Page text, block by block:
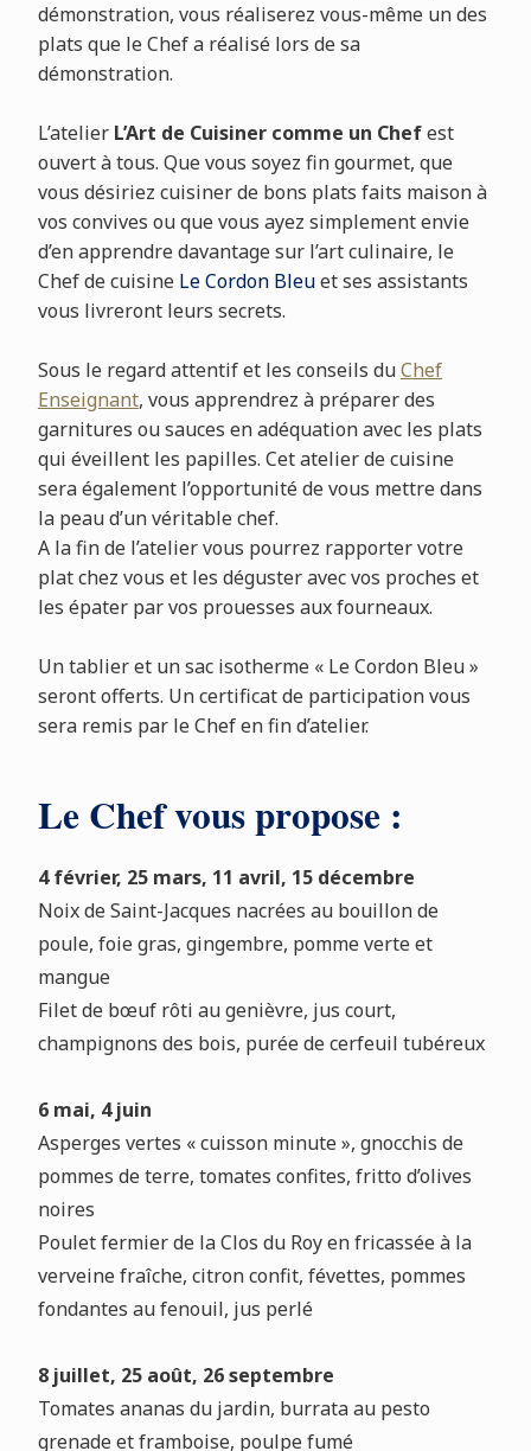
démonstration, vous réaliserez vous-même un des
plats que le Chef a réalisé lors de sa
démonstration.
L’atelier L’Art de Cuisiner comme un Chefest
ouvert à tous. Que vous soyez fin gourmet, que
vous désiriez cuisiner de bons plats faits maison à
vos convives ou que vous ayez simplement envie
d’en apprendre davantage sur l’art culinaire, le
Chef de cuisine Le Cordon Bleuet ses assistants
vous livreront leurs secrets.
Sous le regard attentif et les conseils duChef
Enseignant, vous apprendrez à préparer des
garnitures ou sauces en adéquation avec les plats
qui éveillent les papilles. Cet atelier de cuisine
sera également l’opportunité de vous mettre dans
la peau d’un véritable chef.
A la fin de l’atelier vous pourrez rapporter votre
plat chez vous et les déguster avec vos proches et
les épater par vos prouesses aux fourneaux.
Un tablier et un sac isotherme « Le Cordon Bleu »
seront offerts. Un certificat de participation vous
sera remis par le Chef en fin d’atelier.
Le Chef vous propose :
4 février, 25 mars, 11 avril, 15 décembre
Noix de Saint-Jacques nacrées au bouillon de
poule, foie gras, gingembre, pomme verte et
mangue
Filet de bœuf rôti au genièvre, jus court,
champignons des bois, purée de cerfeuil tubéreux
6 mai, 4 juin
Asperges vertes « cuisson minute », gnocchis de
pommes de terre, tomates confites, fritto d’olives
noires
Poulet fermier de la Clos du Roy en fricassée à la
verveine fraîche, citron confit, févettes, pommes
fondantes au fenouil, jus perlé
8 juillet, 25 août, 26 septembre
Tomates ananas du jardin, burrata au pesto
grenade et framboise, poulpe fumé